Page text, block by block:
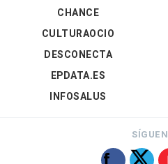
CHANCE
CULTURAOCIO
DESCONECTA
EPDATA.ES
INFOSALUS